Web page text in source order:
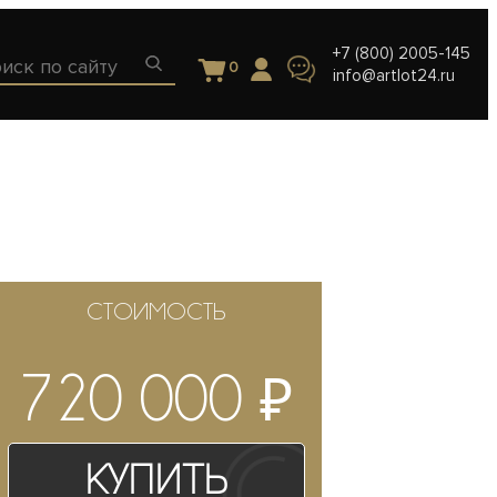
0
+7 (800) 2005-145
info@artlot24.ru
СТОИМОСТЬ
720 000 ₽
Купить